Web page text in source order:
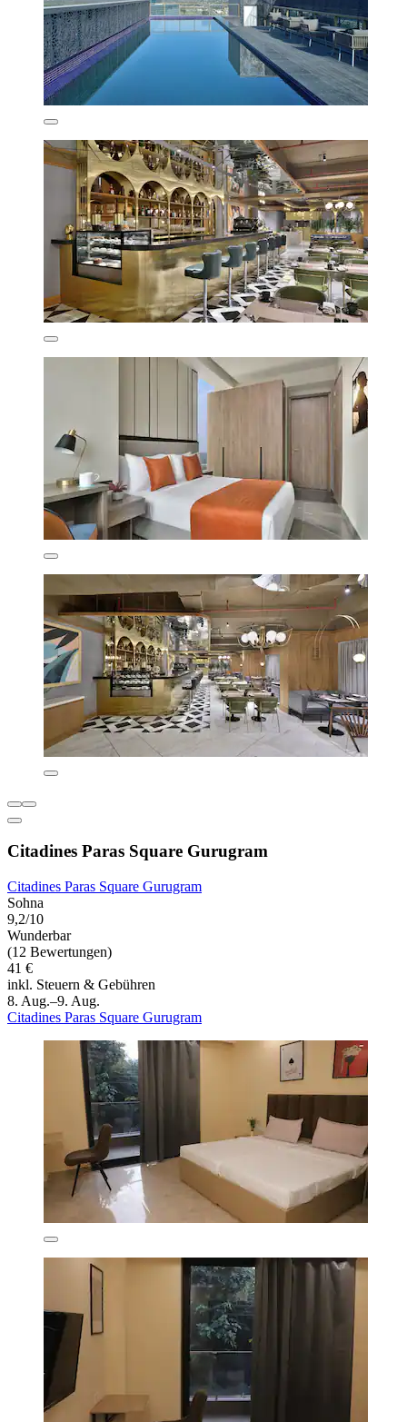
Citadines Paras Square Gurugram
Citadines Paras Square Gurugram
Sohna
9,2/10
Wunderbar
(12 Bewertungen)
41 €
inkl. Steuern & Gebühren
8. Aug.–9. Aug.
Citadines Paras Square Gurugram